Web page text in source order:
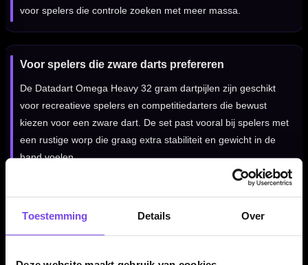
Toestemming Details Over
voor spelers die controle zoeken met meer massa.
Voor spelers die zware darts prefereren
De Datadart Omega Heavy 32 gram dartpijlen zijn geschikt
voor recreatieve spelers en competitiedarters die bewust
kiezen voor een zware dart. De set past vooral bij spelers met
een rustige worp die graag extra stabiliteit en gewicht in de
hand voelen.
Verkrijgbaar in 32 gram
Deze uitvoering van de Datadart Omega Heavy is verkrijgbaar